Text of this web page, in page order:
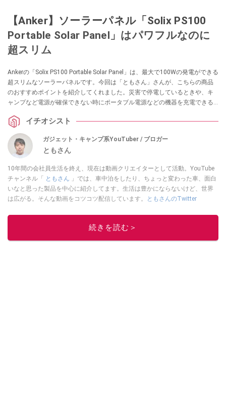
【Anker】ソーラーパネル「Solix PS100
Portable Solar Panel」はパワフルなのに
超スリム
Ankerの「Solix PS100 Portable Solar Panel」は、最大で100Wの発電ができる
超スリムなソーラーパネルです。今回は「ともさん」さんが、こちらの商品
のおすすめポイントを紹介してくれました。災害で停電しているときや、キ
ャンプなど電源が確保できない時にポータブル電源などの機器を充電できる
Panel」はスリムでコンパクト、さらに防水防塵機能つきなのだそう。
イチオシスト
ガジェット・キャンプ系YouTuber / ブロガー
ともさん
10年間の会社員生活を終え、現在は動画クリエイターとして活動。YouTube
チャンネル「 ともさん 」では、車中泊をしたり、ちょっと変わった車、面白
いなと思った製品を中心に紹介してます。生活は豊かにならないけど、世界
は広がる。そんな動画をコツコツ配信しています。
ともさんのTwitter
このイチオシストの他の記事を読む
続きを読む＞